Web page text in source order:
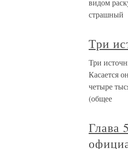
видом
страшный
Три
Три
Касается
четыре
(общее
Глава